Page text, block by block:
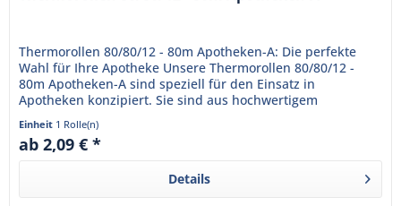
Thermorollen 80/80/12 - 80m Apotheken-A: Die perfekte
Wahl für Ihre Apotheke Unsere Thermorollen 80/80/12 -
80m Apotheken-A sind speziell für den Einsatz in
Apotheken konzipiert. Sie sind aus hochwertigem
Thermopapier gefertigt und...
Einheit 1 Rolle(n)
ab 2,09 € *
Details